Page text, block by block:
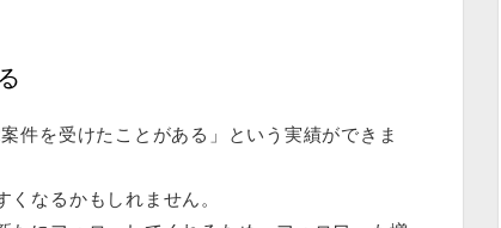
案件を受けたことがある」という実績ができま
なるかもしれません。